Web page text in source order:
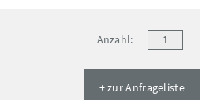
Anzahl:
+ zur Anfrageliste